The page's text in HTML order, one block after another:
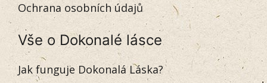
Ochrana osobních údajů
Vše o Dokonalé lásce
Jak funguje Dokonalá Láska?